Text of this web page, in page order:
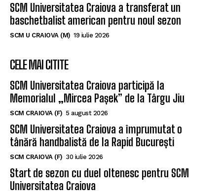
SCM Universitatea Craiova a transferat un
baschetbalist american pentru noul sezon
SCM U CRAIOVA (M) 19 iulie 2026
CELE MAI CITITE
SCM Universitatea Craiova participă la
Memorialul „Mircea Pașek” de la Târgu Jiu
SCM CRAIOVA (F) 5 august 2026
SCM Universitatea Craiova a împrumutat o
tânără handbalistă de la Rapid București
SCM CRAIOVA (F) 30 iulie 2026
Start de sezon cu duel oltenesc pentru SCM
Universitatea Craiova